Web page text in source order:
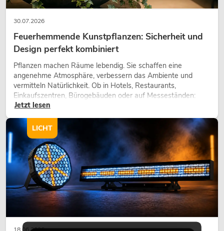
30.07.2026
Feuerhemmende Kunstpflanzen: Sicherheit und
Design perfekt kombiniert
Pflanzen machen Räume lebendig. Sie schaffen eine
angenehme Atmosphäre, verbessern das Ambiente und
vermitteln Natürlichkeit. Ob in Hotels, Restaurants,
Einkaufszentren, Bürogebäuden oder auf Messeständen:
eine hochwertige Begrünung gehört heute längst zum
Jetzt lesen
18.06.2026
LICHT